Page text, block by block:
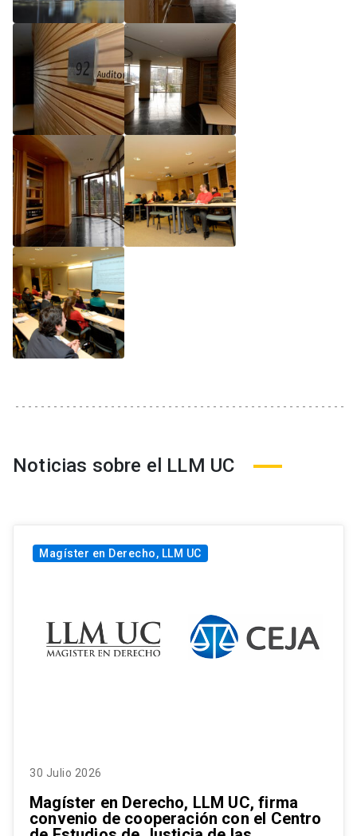
Noticias sobre el LLM UC
Magíster en Derecho, LLM UC
30 Julio 2026
Magíster en Derecho, LLM UC, firma
convenio de cooperación con el Centro